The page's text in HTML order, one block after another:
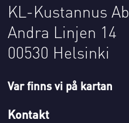
KL-Kustannus Ab
Andra Linjen 14
00530 Helsinki
Var finns vi på kartan
Kontakt